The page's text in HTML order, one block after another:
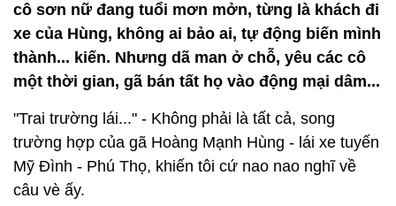
cô sơn nữ đang tuổi mơn mởn, từng là khách đi
xe của Hùng, không ai bảo ai, tự động biến mình
thành... kiến. Nhưng dã man ở chỗ, yêu các cô
một thời gian, gã bán tất họ vào động mại dâm...
"Trai trường lái..." - Không phải là tất cả, song
trường hợp của gã Hoàng Mạnh Hùng - lái xe tuyến
Mỹ Đình - Phú Thọ, khiến tôi cứ nao nao nghĩ về
câu vè ấy.